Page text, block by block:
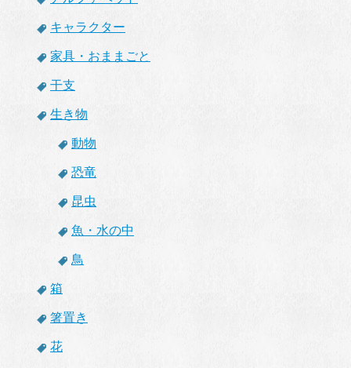
キャラクター
家具・おままごと
干支
生き物
動物
恐竜
昆虫
魚・水の中
鳥
箱
箸置き
花